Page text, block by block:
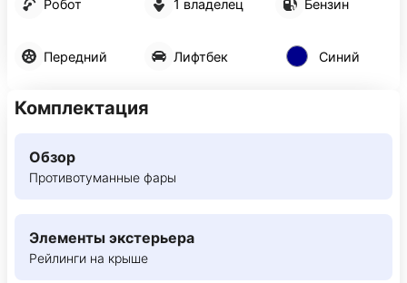
Робот 1 владелец Бензин
Передний Лифтбек Синий
Комплектация
Обзор
Противотуманные фары
Элементы экстерьера
Рейлинги на крыше